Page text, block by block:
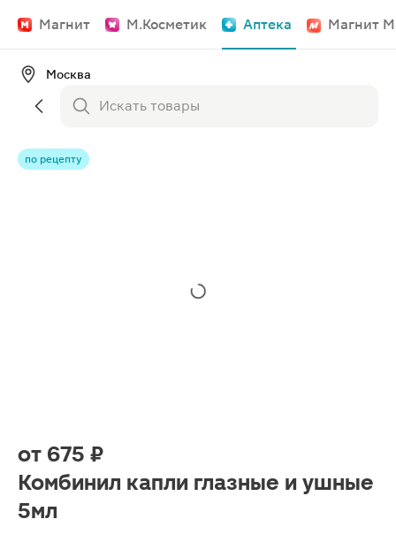
Магнит М.Косметик Аптека Магнит
Москва
по рецепту
от 675 ₽
Комбинил капли глазные и ушные
5мл